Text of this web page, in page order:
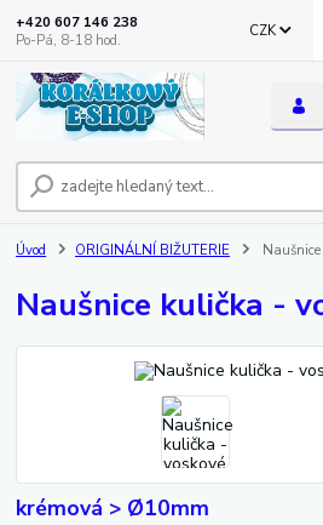
CZK
+420 607 146 238
Po-Pá, 8-18 hod.
Úvod ORIGINÁLNÍ BIŽUTERIE
Naušnice kulička -
krémová > Ø10mm